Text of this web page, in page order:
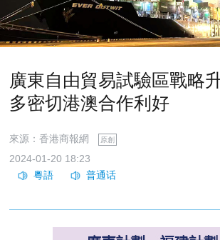
廣東自由貿易試驗區戰略
多密切港澳合作利好
來源：香港商報網 原創
2024-01-20 18:23